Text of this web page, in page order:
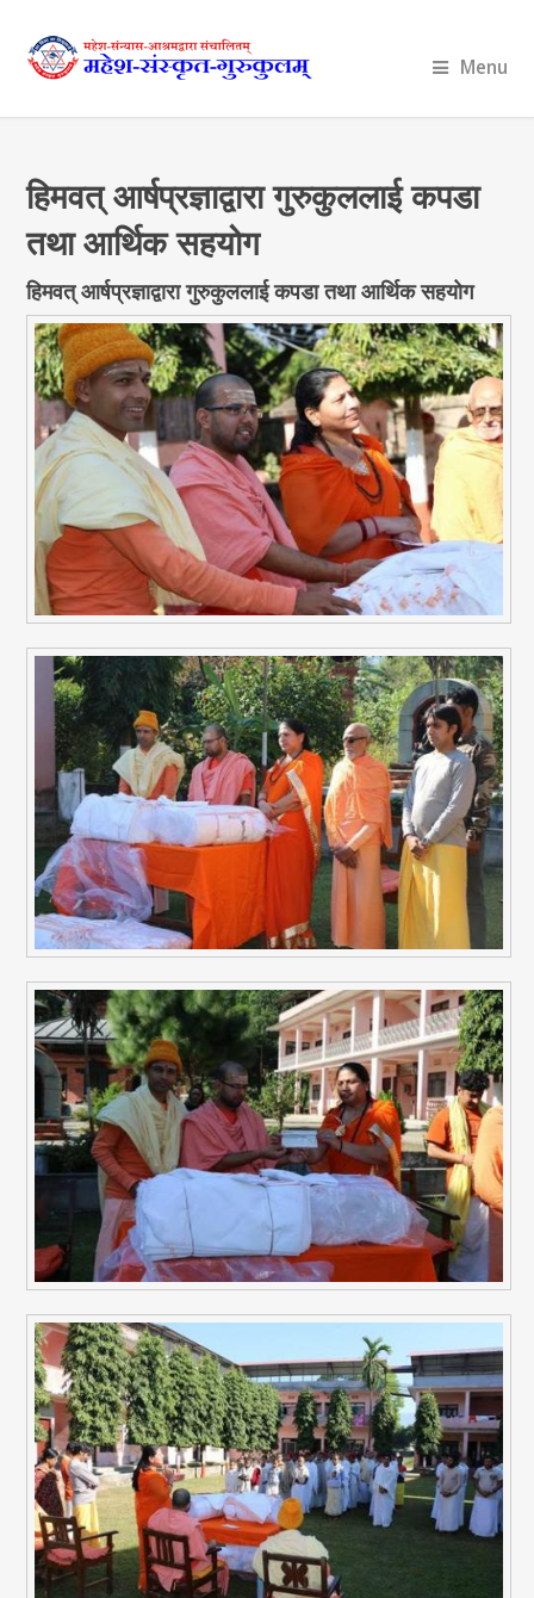
Menu
हिमवत् आर्षप्रज्ञाद्वारा गुरुकुललाई कपडा
तथा आर्थिक सहयोग
हिमवत् आर्षप्रज्ञाद्वारा गुरुकुललाई कपडा तथा आर्थिक सहयोग